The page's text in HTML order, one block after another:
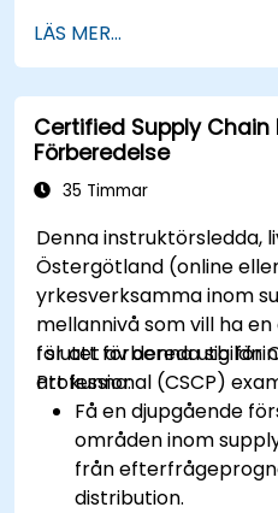
Skriv och skicka in
svar som uppfyller
förväntningar.
LÄS MER...
Certified Supply Chain
Förberedelse
35 Timmar
Denna instruktörsledda,
Östergötland (online
yrkesverksamma inom
mellannivå som vill ha
för att förbereda sig för
Professional (CSCP)
I slutet av denna
att kunna:
Få en djupgående
områden inom
från
distribution.